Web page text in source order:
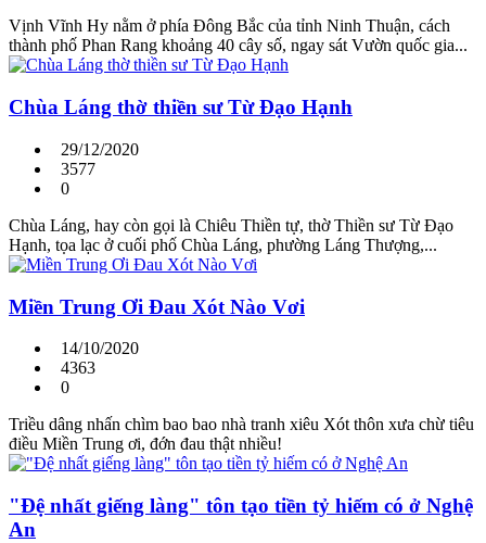
Vịnh Vĩnh Hy nằm ở phía Đông Bắc của tỉnh Ninh Thuận, cách
thành phố Phan Rang khoảng 40 cây số, ngay sát Vườn quốc gia...
Chùa Láng thờ thiền sư Từ Đạo Hạnh
29/12/2020
3577
0
Chùa Láng, hay còn gọi là Chiêu Thiền tự, thờ Thiền sư Từ Đạo
Hạnh, tọa lạc ở cuối phố Chùa Láng, phường Láng Thượng,...
Miền Trung Ơi Đau Xót Nào Vơi
14/10/2020
4363
0
Triều dâng nhấn chìm bao bao nhà tranh xiêu Xót thôn xưa chừ tiêu
điều Miền Trung ơi, đớn đau thật nhiều!
"Đệ nhất giếng làng" tôn tạo tiền tỷ hiếm có ở Nghệ
An